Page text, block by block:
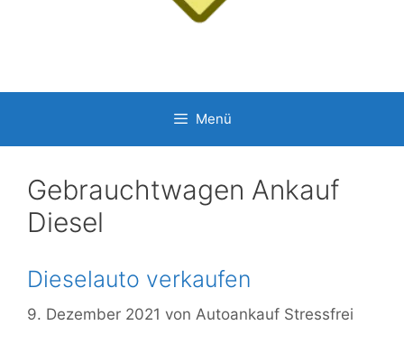
Menü
Gebrauchtwagen Ankauf
Diesel
Dieselauto verkaufen
9. Dezember 2021 von Autoankauf Stressfrei